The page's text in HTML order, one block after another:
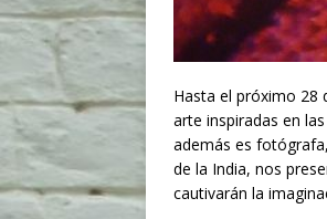
Hasta el próximo 28
arte inspiradas en
además es
de la India, nos
cautivarán la